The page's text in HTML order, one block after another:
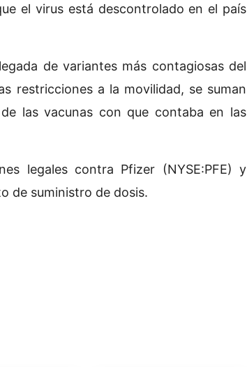
el virus está descontrolado en el país
de variantes más contagiosas del
restricciones a la movilidad, se suman
las vacunas con que contaba en las
legales contra Pfizer (NYSE:PFE) y
de suministro de dosis.